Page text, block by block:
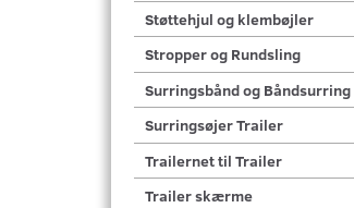
Støttehjul og klembøjler
Stropper og Rundsling
Surringsbånd og Båndsurring
Surringsøjer Trailer
Trailernet til Trailer
Trailer skærme